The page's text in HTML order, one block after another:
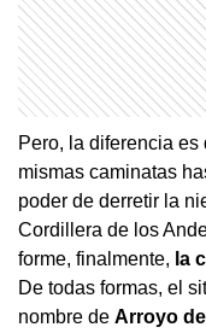
Pero, la diferencia es
mismas caminatas
poder de derretir la
Cordillera de los
forme, finalmente, la
De todas formas, el
nombre de Arroyo